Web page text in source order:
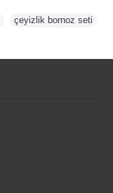
çeyizlik bornoz seti